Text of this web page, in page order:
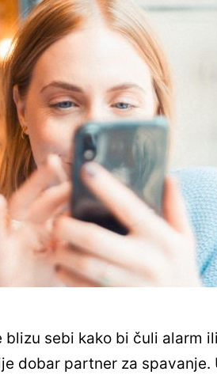
blizu sebi kako bi čuli alarm
dobar partner za spavanje.